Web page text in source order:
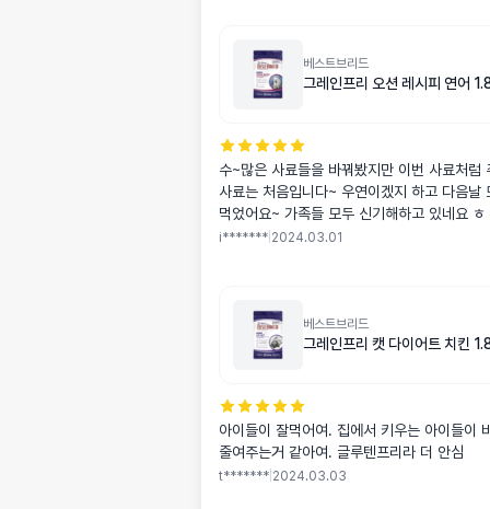
베스트브리드
그레인프리 오션 레시피 연어
수~많은 사료들을 바꿔봤지만 이번 사료처럼
사료는 처음입니다~ 우연이겠지 하고 다음날
먹었어요~ 가족들 모두 신기해하고 있네요
합해주고 있어요~
i******* 2024.03.01
베스트브리드
그레인프리 캣 다이어트 치킨
아이들이 잘먹어여. 집에서 키우는 아이들이
줄여주는거 같아여. 글루텐프리라 더 안심
t******* 2024.03.03